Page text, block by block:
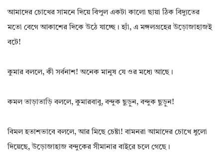
আমাদের চোখের সামনে দিয়ে বিপুল একটা কালো ছায়া ঠিক বিদ্যুতের
মতো বেগে আকাশের দিকে উঠে যাচ্ছে। হ্যাঁ, এ মঙ্গলগ্রহের উড়োজাহাজই
বটে!
কুমার বললে, কী সর্বনাশ! অনেক মানুষ যে ওর মধ্যে আছে।
কমল তাড়াতাড়ি বললে, কুমারবাবু, বন্দুক ছুড়ুন, বন্দুক ছুড়ুন!
বিমল হতাশভাবে বললে, আর মিছে চেষ্টা! বামনরা আমাদের চোখে ধুলো
দিয়েছে, উড়োজাহাজ বন্দুকের সীমানার বাইরে চলে গেছে।